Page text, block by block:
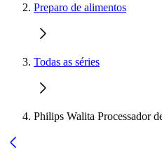
Preparo de alimentos
Todas as séries
Philips Walita Processador